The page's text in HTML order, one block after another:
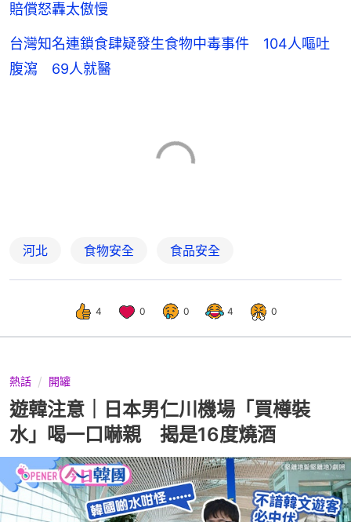
賠償怒轟太傲慢
台灣知名連鎖食肆疑發生食物中毒事件 104人嘔吐
腹瀉 69人就醫
河北 食物安全 食品安全
4 0 0 4 0
熱話 開罐
遊韓注意｜日本男仁川機場「買樽裝
水」喝一口嚇親 揭是16度燒酒